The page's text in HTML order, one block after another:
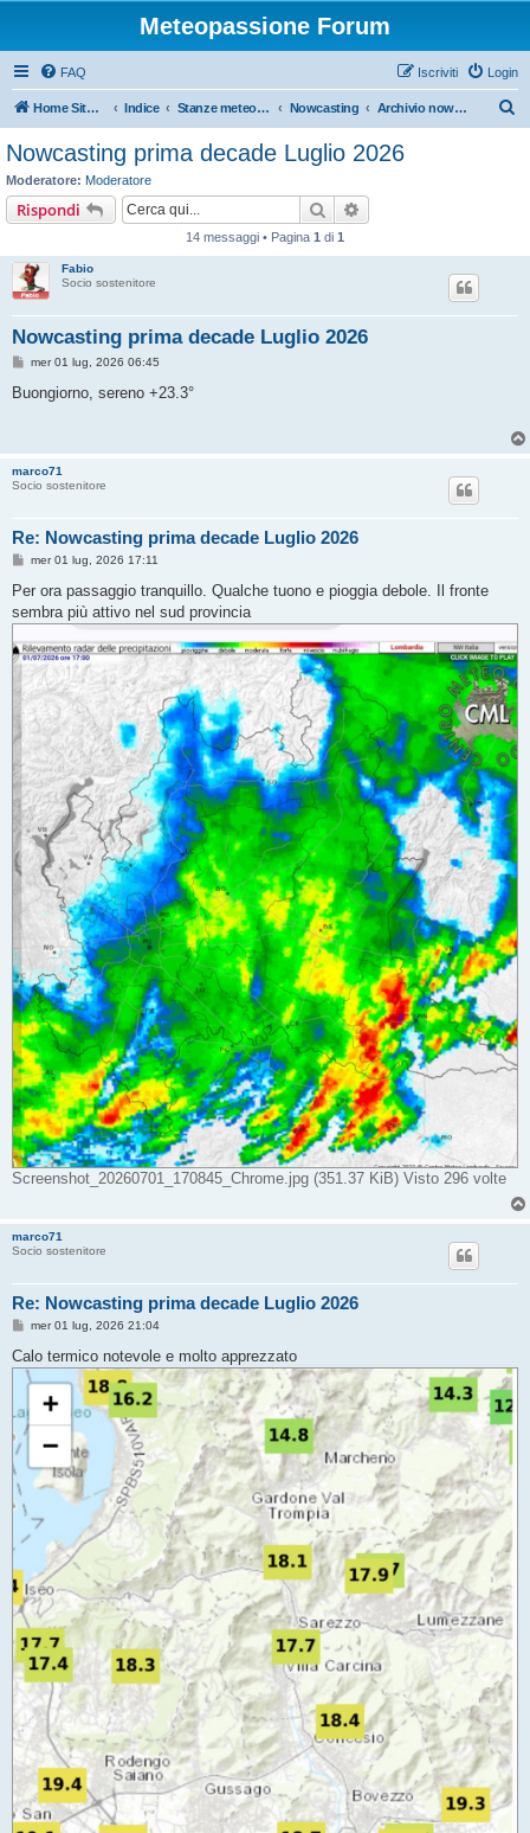
Meteopassione Forum
FAQ Login
Iscriviti
Home Sito Meteopassione Indice Stanze meteorologiche Nowcasting Archivio nowcasting
Nowcasting prima decade Luglio 2026
Moderatore: Moderatore
Rispondi Cerca
14 messaggi • Pagina 1 di 1
Fabio
Socio sostenitore
Nowcasting prima decade Luglio 2026
M
s
o
mer 01 lug, 2026 06:45
Buongiorno, sereno +23.3°
marco71
Socio sostenitore
Re: Nowcasting prima decade Luglio 2026
M
s
a
g
i
o
mer 01 lug, 2026 17:11
Per ora passaggio tranquillo. Qualche tuono e pioggia debole. Il fronte
sembra più attivo nel sud provincia
Screenshot_20260701_170845_Chrome.jpg (351.37 KiB) Visto 296 volte
marco71
Socio sostenitore
Re: Nowcasting prima decade Luglio 2026
M
s
s
a
g
i
o
mer 01 lug, 2026 21:04
Calo termico notevole e molto apprezzato